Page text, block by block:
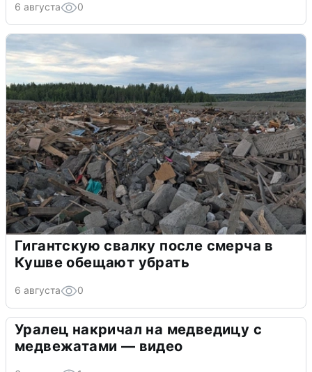
6 августа 0
Гигантскую свалку после смерча в
Кушве обещают убрать
6 августа 0
Уралец накричал на медведицу с
медвежатами — видео